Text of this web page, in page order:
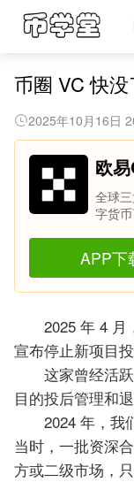
币圈 VC 快没
2025年10月16日
欧
全球
字货
APP下
2025 年 4 月
宣布停止新项目
这家曾经活
目的投后管理和
2024 年，我
当时，一批资深
方或二级市场，